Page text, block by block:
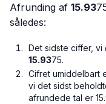
Afrunding af 15.93
således:
Det sidste ciffer, vi
15.9375.
Cifret umiddelbart
vi det sidst
afrundede tal er